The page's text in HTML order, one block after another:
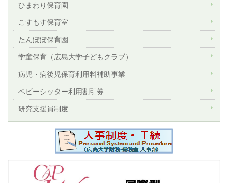
ひまわり保育園
こすもす保育室
たんぽぽ保育園
学童保育（広島大学子どもクラブ）
病児・病後児保育利用料補助事業
ベビーシッター利用割引券
研究支援員制度